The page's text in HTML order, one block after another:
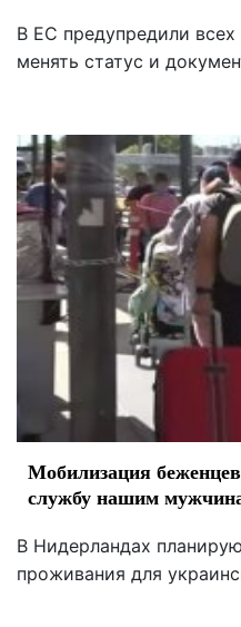
В ЕС предупредили
менять статус и
Мобилизация
службу нашим
В Нидерландах
проживания для